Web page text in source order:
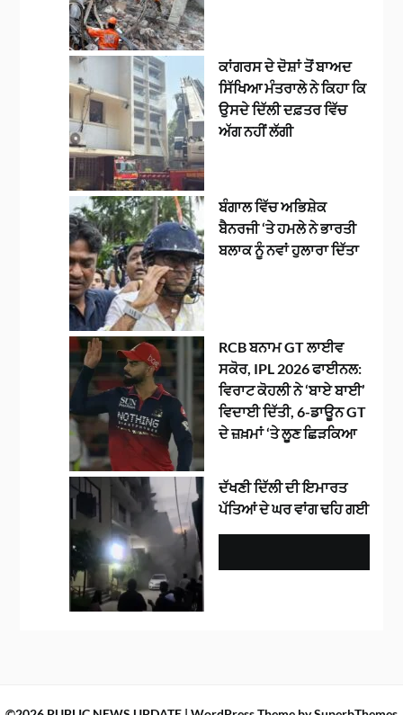
ਕਾਂਗਰਸ ਦੇ ਦੋਸ਼ਾਂ ਤੋਂ ਬਾਅਦ
ਸਿੱਖਿਆ ਮੰਤਰਾਲੇ ਨੇ ਕਿਹਾ ਕਿ
ਉਸਦੇ ਦਿੱਲੀ ਦਫ਼ਤਰ ਵਿੱਚ
ਅੱਗ ਨਹੀਂ ਲੱਗੀ
ਬੰਗਾਲ ਵਿੱਚ ਅਭਿਸ਼ੇਕ
ਬੈਨਰਜੀ ‘ਤੇ ਹਮਲੇ ਨੇ ਭਾਰਤੀ
ਬਲਾਕ ਨੂੰ ਨਵਾਂ ਹੁਲਾਰਾ ਦਿੱਤਾ
RCB ਬਨਾਮ GT ਲਾਈਵ
ਸਕੋਰ, IPL 2026 ਫਾਈਨਲ:
ਵਿਰਾਟ ਕੋਹਲੀ ਨੇ ‘ਬਾਏ ਬਾਈ’
ਵਿਦਾਈ ਦਿੱਤੀ, 6-ਡਾਊਨ GT
ਦੇ ਜ਼ਖ਼ਮਾਂ ‘ਤੇ ਲੂਣ ਛਿੜਕਿਆ
ਦੱਖਣੀ ਦਿੱਲੀ ਦੀ ਇਮਾਰਤ
ਪੱਤਿਆਂ ਦੇ ਘਰ ਵਾਂਗ ਢਹਿ ਗਈ